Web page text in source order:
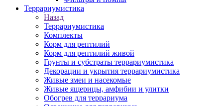
Террариумистика
Назад
Террариумистика
Комплекты
Корм для рептилий
Корм для рептилий живой
Грунты и субстраты террариумистика
Декорации и укрытия террариумистика
Живые змеи и насекомые
Живые ящерицы, амфибии и улитки
Обогрев для террариума